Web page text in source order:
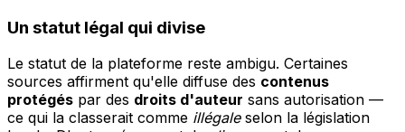
Un statut légal qui divise
Le statut de la plateforme reste ambigu. Certaines
sources affirment qu'elle diffuse des contenus
protégés par des droits d'auteur sans autorisation —
ce qui la classerait comme illégaleselon la législation